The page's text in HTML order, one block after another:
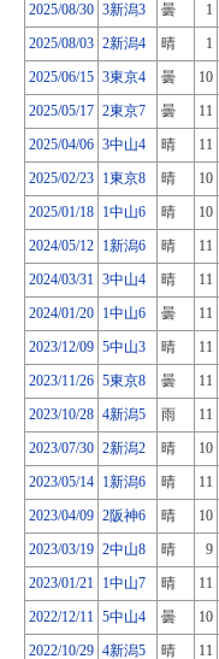
2025/08/30 3新潟3 曇 1
2025/08/03 2新潟4 晴 1
2025/06/15 3東京4 曇 10
2025/05/17 2東京7 曇 11
2025/04/06 3中山4 晴 11
2025/02/23 1東京8 晴 10
2025/01/18 1中山6 晴 10
2024/05/12 1新潟6 晴 11
2024/03/31 3中山4 晴 11
2024/01/20 1中山6 曇 11
2023/12/09 5中山3 晴 11
2023/11/26 5東京8 曇 11
2023/10/28 4新潟5 雨 11
2023/07/30 2新潟2 晴 10
2023/05/14 1新潟6 晴 11
2023/04/09 2阪神6 晴 10
2023/03/19 2中山8 晴 9
2023/01/21 1中山7 晴 11
2022/12/11 5中山4 曇 10
2022/10/29 4新潟5 晴 11